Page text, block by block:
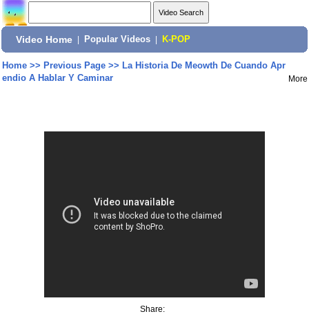
Video Home Popular Videos K-POP
Home>> Previous Page>> La Historia De Meowth De Cuando Apr
endio A Hablar Y Caminar
More
Share: